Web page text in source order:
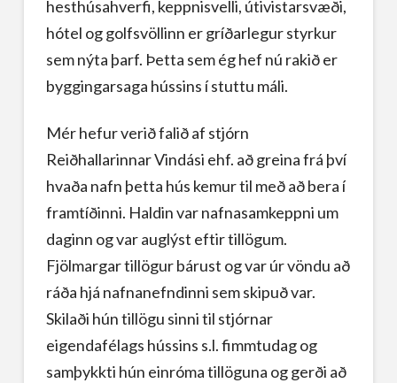
hesthúsahverfi, keppnisvelli, útivistarsvæði,
hótel og golfsvöllinn er gríðarlegur styrkur
sem nýta þarf. Þetta sem ég hef nú rakið er
byggingarsaga hússins í stuttu máli.
Mér hefur verið falið af stjórn
Reiðhallarinnar Vindási ehf. að greina frá því
hvaða nafn þetta hús kemur til með að bera í
framtíðinni. Haldin var nafnasamkeppni um
daginn og var auglýst eftir tillögum.
Fjölmargar tillögur bárust og var úr vöndu að
ráða hjá nafnanefndinni sem skipuð var.
Skilaði hún tillögu sinni til stjórnar
eigendafélags hússins s.l. fimmtudag og
samþykkti hún einróma tillöguna og gerði að